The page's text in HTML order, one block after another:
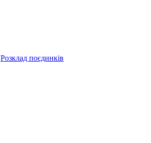
Розклад поєдинків